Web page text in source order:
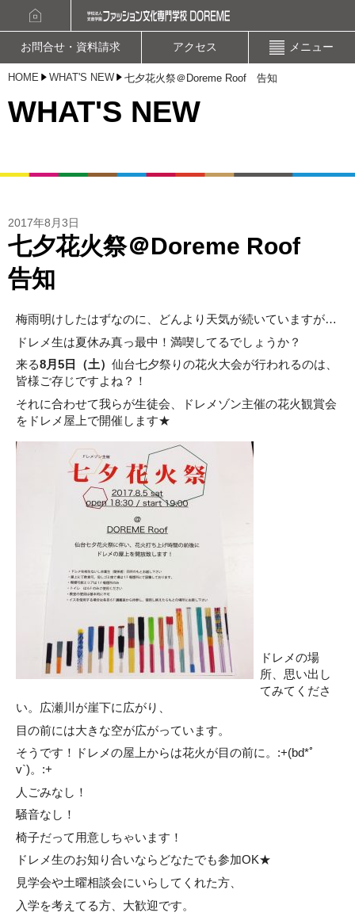
お問合せ・資料請求 アクセス メニュー
資料請求 オープンキャンパスお申込み
HOME WHAT'S NEW 七夕花火祭＠Doreme Roof 告知
WHAT'S NEW
2017年8月3日
七夕花火祭＠Doreme Roof
告知
梅雨明けしたはずなのに、どんより天気が続いていますが…
ドレメ生は夏休み真っ最中！満喫してるでしょうか？
来る8月5日（土） 仙台七夕祭りの花火大会が行われるのは、
皆様ご存じですよね？！
それに合わせて我らが生徒会、ドレメゾン主催の花火観賞会
をドレメ屋上で開催します★
ドレメの場
所、思い出し
てみてくださ
い。広瀬川が崖下に広がり、
目の前には大きな空が広がっています。
そうです！ドレメの屋上からは花火が目の前に。:+(bd*ﾟ
v`)。:+
人ごみなし！
騒音なし！
椅子だって用意しちゃいます！
ドレメ生のお知り合いならどなたでも参加OK★
見学会や土曜相談会にいらしてくれた方、
入学を考えてる方、大歓迎です。